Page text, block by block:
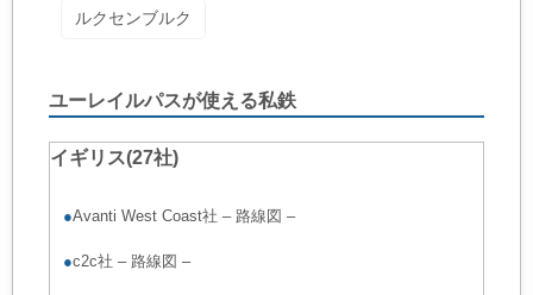
ルクセンブルク
ユーレイルパスが使える私鉄
イギリス(27社)
●Avanti West Coast社 – 路線図 –
●c2c社 – 路線図 –